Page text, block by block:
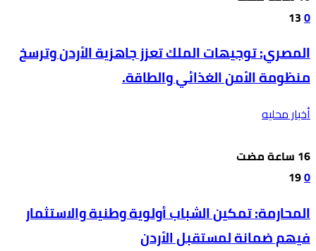
0
13
المصري: توجيهات الملك تعزز جاهزية الأردن وترسخ
منظومة الأمن الغذائي والطاقة.
أخبار محليه
0
19
المحارمة: تمكين الشباب أولوية وطنية والاستثمار
فيهم ضمانة لمستقبل الأردن